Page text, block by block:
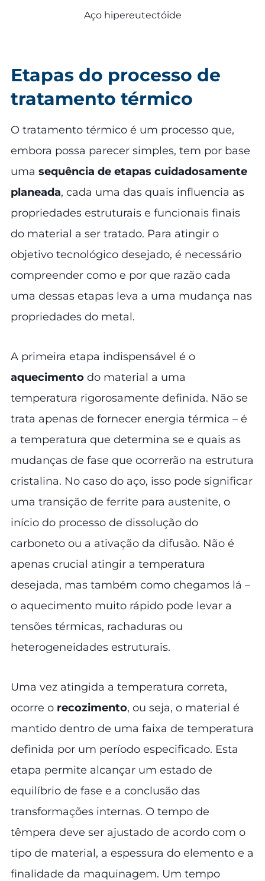
Aço hipereutectóide
Etapas do processo de
tratamento térmico
O tratamento térmico é um processo que,
embora possa parecer simples, tem por base
uma sequência de etapas cuidadosamente
planeada, cada uma das quais influencia as
propriedades estruturais e funcionais finais
do material a ser tratado. Para atingir o
objetivo tecnológico desejado, é necessário
compreender como e por que razão cada
uma dessas etapas leva a uma mudança nas
propriedades do metal.
A primeira etapa indispensável é o
aquecimento do material a uma
temperatura rigorosamente definida. Não se
trata apenas de fornecer energia térmica – é
a temperatura que determina se e quais as
mudanças de fase que ocorrerão na estrutura
cristalina. No caso do aço, isso pode significar
uma transição de ferrite para austenite, o
início do processo de dissolução do
carboneto ou a ativação da difusão. Não é
apenas crucial atingir a temperatura
desejada, mas também como chegamos lá –
o aquecimento muito rápido pode levar a
tensões térmicas, rachaduras ou
heterogeneidades estruturais.
Uma vez atingida a temperatura correta,
ocorre o recozimento, ou seja, o material é
mantido dentro de uma faixa de temperatura
definida por um período especificado. Esta
etapa permite alcançar um estado de
equilíbrio de fase e a conclusão das
transformações internas. O tempo de
têmpera deve ser ajustado de acordo com o
tipo de material, a espessura do elemento e a
finalidade da maquinagem. Um tempo